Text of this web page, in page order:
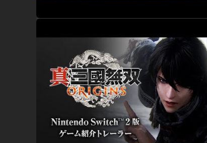
- Não podes fazer download destes conteúdos
Fica ciente de que os bónus e outros conteúdos
- As imagens são retiradas de uma versão em
- Se um suplemento acabar de ser instalado